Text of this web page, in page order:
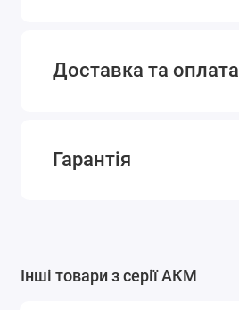
Доставка та оплата
Гарантія
Інші товари з серії АКМ